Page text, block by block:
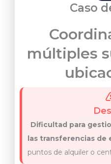
Caso
múltiples
Dificultad para
las transferencias de
puntos de alquiler o